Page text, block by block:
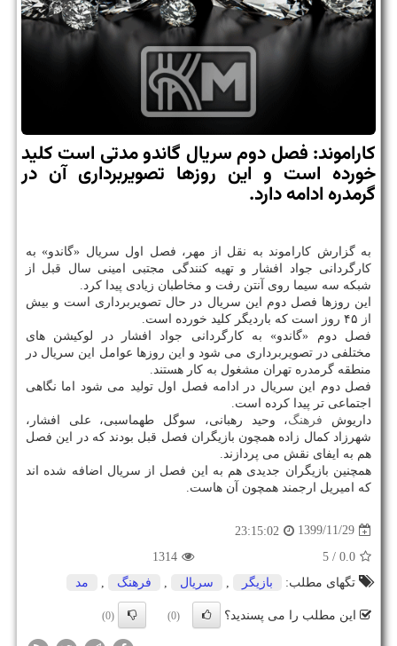
کاراموند: فصل دوم سریال گاندو مدتی است کلید
خورده است و این روزها تصویربرداری آن در
گرمدره ادامه دارد.
به گزارش کاراموند به نقل از مهر، فصل اول سریال «گاندو» به
کارگردانی جواد افشار و تهیه کنندگی مجتبی امینی سال قبل از
شبکه سه سیما روی آنتن رفت و مخاطبان زیادی پیدا کرد.
این روزها فصل دوم این سریال در حال تصویربرداری است و بیش
از ۴۵ روز است که باردیگر کلید خورده است.
فصل دوم «گاندو» به کارگردانی جواد افشار در لوکیشن های
مختلفی در تصویربرداری می شود و این روزها عوامل این سریال در
منطقه گرمدره تهران مشغول به کار هستند.
فصل دوم این سریال در ادامه فصل اول تولید می شود اما نگاهی
اجتماعی تر پیدا کرده است.
داریوش فرهنگ، وحید رهبانی، سوگل طهماسبی، علی افشار،
شهرزاد کمال زاده همچون بازیگران فصل قبل بودند که در این فصل
هم به ایفای نقش می پردازند.
همچنین بازیگران جدیدی هم به این فصل از سریال اضافه شده اند
که امیریل ارجمند همچون آن هاست.
1399/11/29
23:15:02
0.0
/ 5
1314
تگهای مطلب:
بازیگر , سریال , فرهنگ , مد
این مطلب را می پسندید؟ (0)
(0)